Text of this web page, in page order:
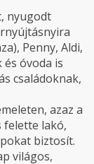
nyugodt
Penny, Aldi,
óvoda is
családoknak,
azaz a
felette lakó,
biztosít.
világos,